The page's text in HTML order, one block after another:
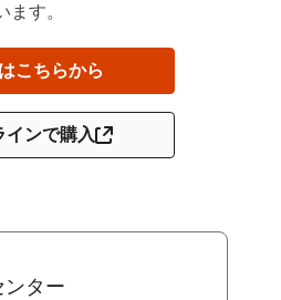
す。
こちらから
インで購入
ター